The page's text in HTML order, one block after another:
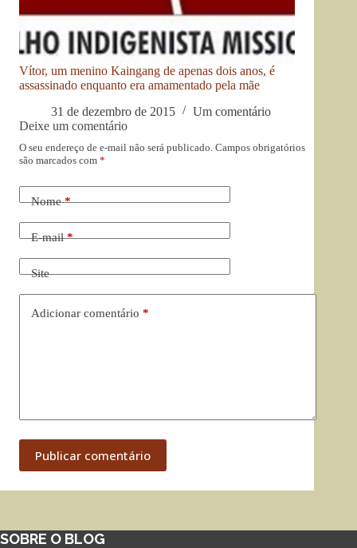
Vítor, um menino Kaingang de apenas dois anos, é
assassinado enquanto era amamentado pela mãe
31 de dezembro de 2015
Um comentário
Deixe um comentário
O seu endereço de e-mail não será publicado. Campos obrigatórios
são marcados com *
Nome*
E-mail*
Site
Adicionar comentário *
Publicar comentário
SOBRE O BLOG